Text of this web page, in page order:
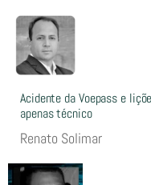
Acidente da Voepass e
apenas técnico
Renato Solimar